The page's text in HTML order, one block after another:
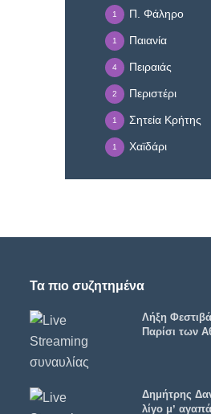
Π. Φάληρο
1
Παιανία
1
Πειραιάς
4
Περιστέρι
2
Σητεία Κρήτης
1
Χαϊδάρι
1
Τα πιο συζητημένα
Λήξη
Παρίσι των
Δημήτρης
λίγο μʼ